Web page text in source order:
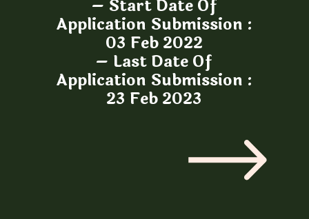
– Start Date Of
Application Submission :
03 Feb 2022
– Last Date Of
Application Submission :
23 Feb 2023